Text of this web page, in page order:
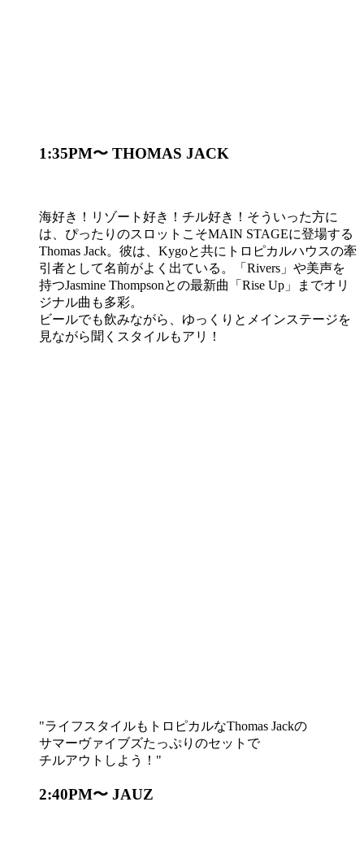
1:35PM〜 THOMAS JACK
海好き！リゾート好き！チル好き！そういった方に
は、ぴったりのスロットこそMAIN STAGEに登場する
Thomas Jack。彼は、Kygoと共にトロピカルハウスの牽
引者として名前がよく出ている。「Rivers」や美声を
持つJasmine Thompsonとの最新曲「Rise Up」までオリ
ジナル曲も多彩。
ビールでも飲みながら、ゆっくりとメインステージを
見ながら聞くスタイルもアリ！
ライフスタイルもトロピカルなThomas Jackの
サマーヴァイブズたっぷりのセットで
チルアウトしよう！
2:40PM〜 JAUZ